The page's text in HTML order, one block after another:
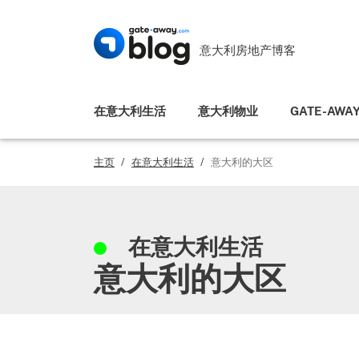
意大利房地产博客
在意大利生活 意大利物业 GATE-
主页 / 在意大利生活 / 意大利的大区
在意大利生活
意大利的大区